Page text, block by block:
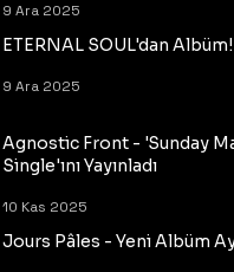
9 Ara 2025
ETERNAL SOUL'dan Albüm!
9 Ara 2025
Agnostic Front - 'Sunday
Single'ını Yayınladı
10 Kas 2025
Jours Pâles - Yeni Albüm